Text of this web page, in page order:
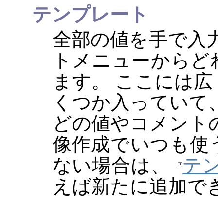
テンプレート
全部の値を手で入
トメニューから
ます。 ここには
くつか入ってい
どの値やコメント
像作成でいつも
ない場合は、
テ
えば新たに追加で